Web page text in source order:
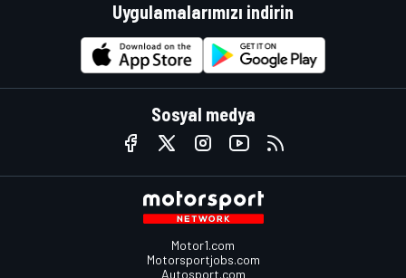
Uygulamalarımızı indirin
Sosyal medya
Motor1.com
Motorsportjobs.com
Autosport.com